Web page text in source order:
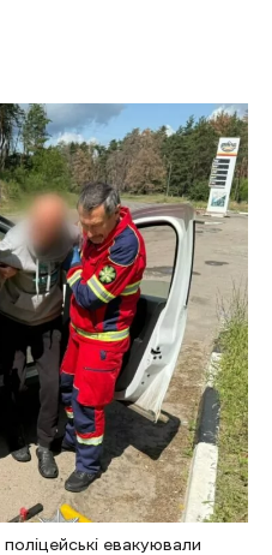
евакуювали